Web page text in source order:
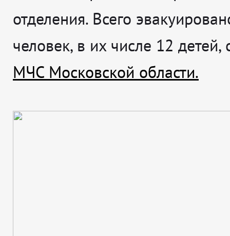
отделения. Всего
человек, в их числе 12 детей,
МЧС Московской области.